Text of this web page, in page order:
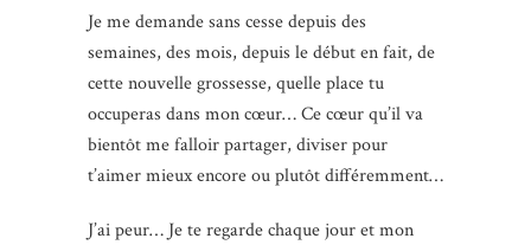
Je me demande sans cesse depuis des
semaines, des mois, depuis le début en fait, de
cette nouvelle grossesse, quelle place tu
occuperas dans mon cœur… Ce cœur qu’il va
bientôt me falloir partager, diviser pour
t’aimer mieux encore ou plutôt différemment…
J’ai peur… Je te regarde chaque jour et mon